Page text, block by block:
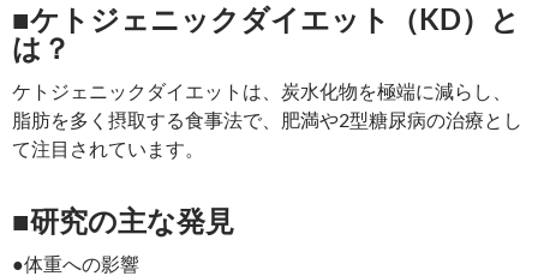
■ケトジェニックダイエット（KD）と
は？
ケトジェニックダイエットは、炭水化物を極端に減らし、
脂肪を多く摂取する食事法で、肥満や2型糖尿病の治療とし
て注目されています。
■研究の主な発見
●体重への影響